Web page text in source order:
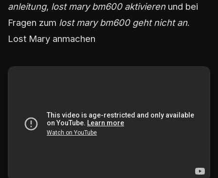
anleitung, lost mary bm600 aktivierenund bei
Fragen zum lost mary bm600 geht nicht an.
Lost Mary anmachen